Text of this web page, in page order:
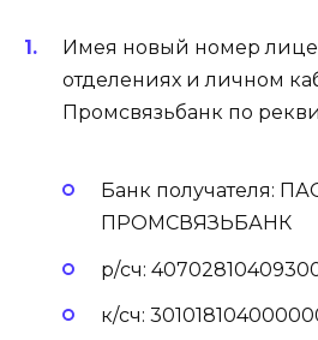
Имея новый номер
отделениях и личном
Промсвязьбанк по
Банк получателя:
ПРОМСВЯЗЬБАНК
р/сч:
к/сч: